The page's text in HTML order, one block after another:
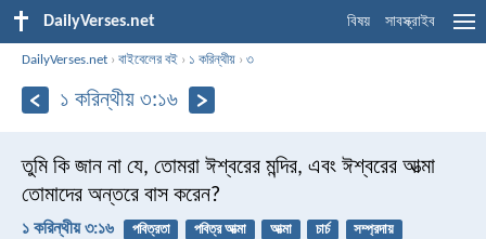
DailyVerses.net বিষয় সাবস্ক্রাইব
DailyVerses.net ›বাইবেলের বই › ১ করিন্থীয় ›৩
১ করিন্থীয় ৩:১৬
তুমি কি জান না যে, তোমরা ঈশ্বরের মন্দির, এবং ঈশ্বরের আত্মা
তোমাদের অন্তরে বাস করেন?
১ করিন্থীয় ৩:১৬ পবিত্রতা পবিত্র আত্মা আত্মা চার্চ সম্প্রদায়